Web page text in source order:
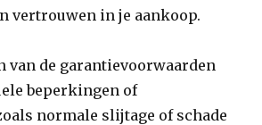
vertrouwen in je aankoop.
van de garantievoorwaarden
beperkingen of
normale slijtage of schade